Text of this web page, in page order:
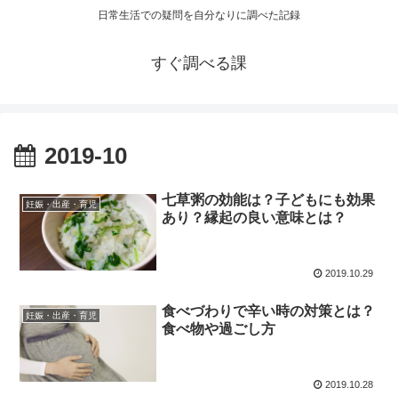
日常生活での疑問を自分なりに調べた記録
すぐ調べる課
2019-10
妊娠・出産・育児
七草粥の効能は？子どもにも効果
あり？縁起の良い意味とは？
2019.10.29
妊娠・出産・育児
食べづわりで辛い時の対策とは？
食べ物や過ごし方
2019.10.28